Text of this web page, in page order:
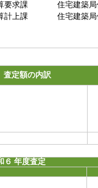
要求課
住宅建築
計上課
住宅建築
査定額の内訳
６ 年度査定